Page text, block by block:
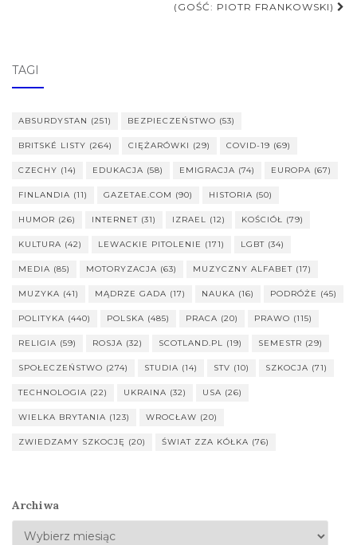
(GOŚĆ: PIOTR FRANKOWSKI)
TAGI
ABSURDYSTAN (251) BEZPIECZEŃSTWO (53)
BRITSKÉ LISTY (264) CIĘŻARÓWKI (29) COVID-19 (69)
CZECHY (14) EDUKACJA (58) EMIGRACJA (74) EUROPA (67)
FINLANDIA (11) GAZETAE.COM (90) HISTORIA (50)
HUMOR (26) INTERNET (31) IZRAEL (12) KOŚCIÓŁ (79)
KULTURA (42) LEWACKIE PITOLENIE (171) LGBT (34)
MEDIA (85) MOTORYZACJA (63) MUZYCZNY ALFABET (17)
MUZYKA (41) MĄDRZE GADA (17) NAUKA (16) PODRÓŻE (45)
POLITYKA (440) POLSKA (485) PRACA (20) PRAWO (115)
RELIGIA (59) ROSJA (32) SCOTLAND.PL (19) SEMESTR (29)
SPOŁECZEŃSTWO (274) STUDIA (14) STV (10) SZKOCJA (71)
TECHNOLOGIA (22) UKRAINA (32) USA (26)
WIELKA BRYTANIA (123) WROCŁAW (20)
ZWIEDZAMY SZKOCJĘ (20) ŚWIAT ZZA KÓŁKA (76)
Archiwa